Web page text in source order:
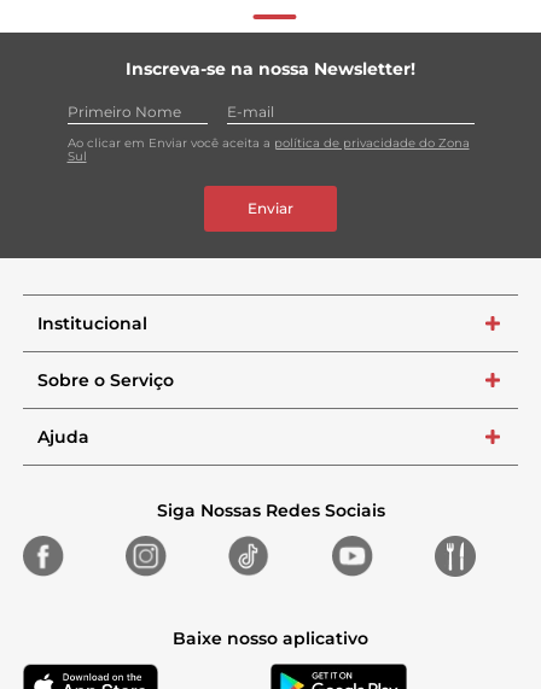
Inscreva-se na nossa Newsletter!
Ao clicar em Enviar você aceita a política de privacidade do Zona
Sul
Enviar
Institucional +
Sobre o Serviço +
Ajuda +
Siga Nossas Redes Sociais
Baixe nosso aplicativo